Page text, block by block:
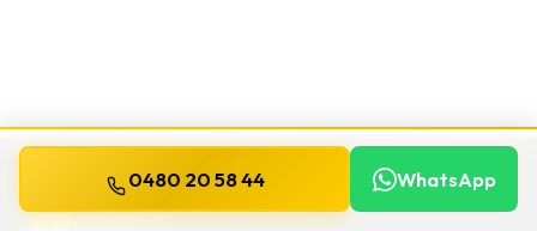
WILLEMS
0480 20 58 44 WhatsApp